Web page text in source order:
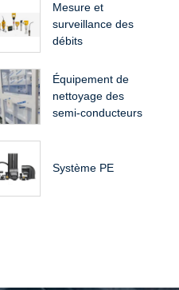
Mesure et
surveillance des
débits
Équipement de
nettoyage des
semi-conducteurs
Système PE